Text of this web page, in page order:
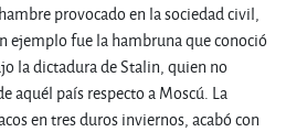
provocado en la sociedad civil,
ejemplo fue la hambruna que conoció
la dictadura de Stalin, quien no
aquél país respecto a Moscú. La
en tres duros inviernos, acabó con